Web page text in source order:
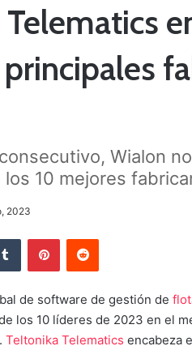
Wialon
10 mejores
2023
de software de gestión de
los 10 líderes de 2023 en el
Teltonika Telematics encabeza